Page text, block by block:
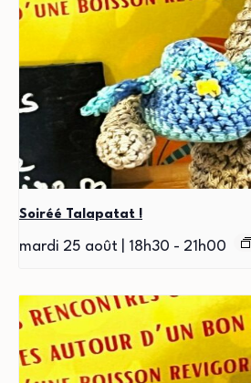
Soiréé Talapatat !
mardi 25 août | 18h30 - 21h00